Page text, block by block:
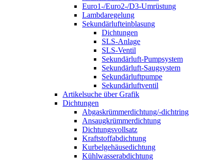
Euro1-/Euro2-/D3-Umrüstung
Lambdaregelung
Sekundärlufteinblasung
Dichtungen
SLS-Anlage
SLS-Ventil
Sekundärluft-Pumpsystem
Sekundärluft-Saugsystem
Sekundärluftpumpe
Sekundärluftventil
Artikelsuche über Grafik
Dichtungen
Abgaskrümmerdichtung/-dichtring
Ansaugkrümmerdichtung
Dichtungsvollsatz
Kraftstoffabdichtung
Kurbelgehäusedichtung
Kühlwasserabdichtung